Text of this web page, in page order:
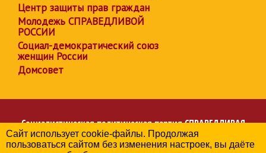
Центр защиты прав граждан
Молодежь СПРАВЕДЛИВОЙ
РОССИИ
Социал-демократический союз
женщин России
Домсовет
Социалистическая политическая партияСПРАВЕДЛИВАЯ
РОССИЯ
Региональное отделение партии в Астраханской области
Сайт использует cookie-файлы. Продолжая
пользоваться сайтом без изменения настроек, вы даёте